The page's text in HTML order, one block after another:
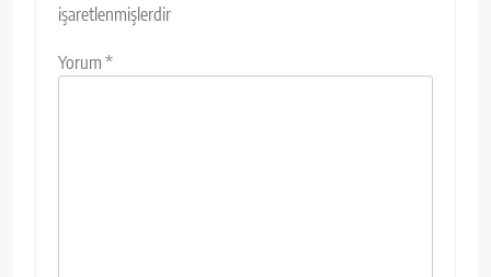
işaretlenmişlerdir
Yorum *